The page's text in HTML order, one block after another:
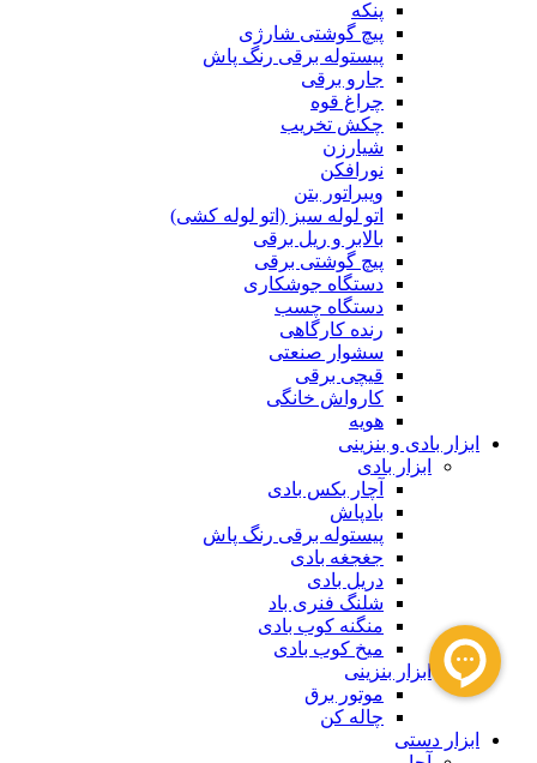
پنکه
پیچ گوشتی شارژی
پیستوله برقی رنگ پاش
جارو برقی
چراغ قوه
چکش تخریب
شیارزن
نورافکن
ویبراتور بتن
اتو لوله سبز (اتو لوله کشی)
بالابر و ریل برقی
پیچ گوشتی برقی
دستگاه جوشکاری
دستگاه چسب
رنده کارگاهی
سشوار صنعتی
قیچی برقی
کارواش خانگی
هویه
ابزار بادی و بنزینی
ابزار بادی
آچار بکس بادی
بادپاش
پیستوله برقی رنگ پاش
جغجغه بادی
دریل بادی
شلنگ فنری باد
منگنه کوب بادی
میخ کوب بادی
ابزار بنزینی
موتور برق
چاله کن
ابزار دستی